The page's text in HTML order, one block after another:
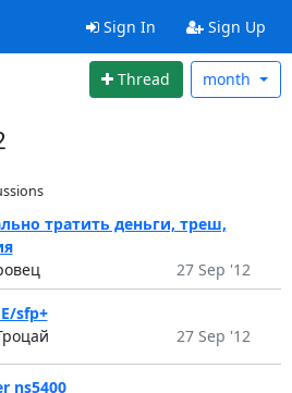
Sign In Sign Up
Thread month
тратить деньги, треш,
27 Sep '12
sfp+
27 Sep '12
ns5400